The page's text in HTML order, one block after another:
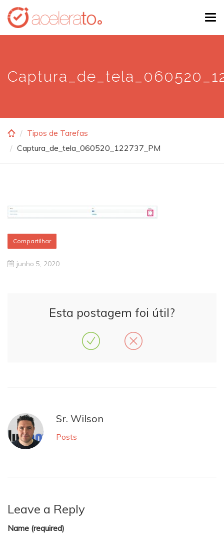
Skip
main
Tipos de Tarefas
Captura_de_tela_060520_122737_PM
Compartilhar
junho 5, 2020
Esta postagem foi útil?
Sr. Wilson
Posts
Leave a Reply
Name (required)